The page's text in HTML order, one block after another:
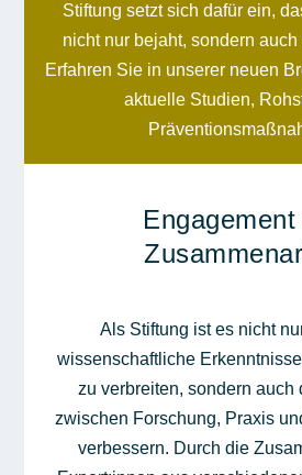
Stiftung setzt sich dafür ein,
nicht nur bejaht, sondern
Erfahren Sie in unserer neuen
aktuelle Studien,
Engagement
Als Stiftung ist es nicht
wissenschaftliche
zu verbreiten, sondern auch
zwischen Forschung, Praxis
verbessern. Durch die